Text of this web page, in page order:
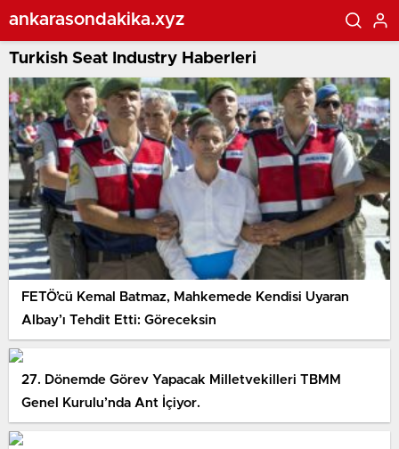
ankarasondakika.xyz
Turkish Seat Industry Haberleri
FETÖ’cü Kemal Batmaz, Mahkemede Kendisi Uyaran
Albay’ı Tehdit Etti: Göreceksin
27. Dönemde Görev Yapacak Milletvekilleri TBMM
Genel Kurulu’nda Ant İçiyor.